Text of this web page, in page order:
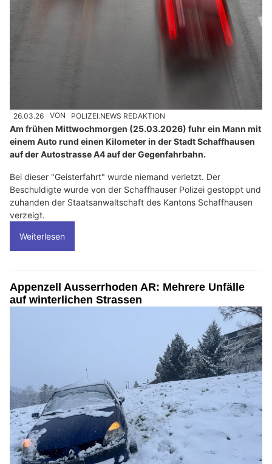
26.03.26 VON POLIZEI.NEWS REDAKTION
Am frühen Mittwochmorgen (25.03.2026) fuhr ein Mann mit
einem Auto rund einen Kilometer in der Stadt Schaffhausen
auf der Autostrasse A4 auf der Gegenfahrbahn.
Bei dieser "Geisterfahrt" wurde niemand verletzt. Der
Beschuldigte wurde von der Schaffhauser Polizei gestoppt und
zuhanden der Staatsanwaltschaft des Kantons Schaffhausen
verzeigt.
Weiterlesen
Appenzell Ausserrhoden AR: Mehrere Unfälle
auf winterlichen Strassen